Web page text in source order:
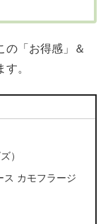
の「お得感」＆
。
）
ス カモフラージ